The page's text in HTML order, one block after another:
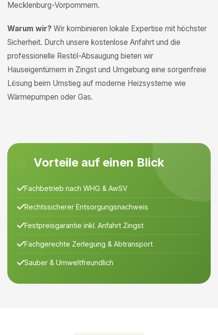
Mecklenburg-Vorpommern.
Warum wir? Wir kombinieren lokale Expertise mit höchster
Sicherheit. Durch unsere kostenlose Anfahrt und die
professionelle Restöl-Absaugung bieten wir
Hauseigentümern in Zingst und Umgebung eine sorgenfreie
Lösung beim Umstieg auf moderne Heizsysteme wie
Wärmepumpen oder Gas.
Vorteile auf einen Blick
Fachbetrieb nach WHG & AwSV
Rechtssicherer Entsorgungsnachweis
Festpreisgarantie inkl. Anfahrt Zingst
Fachgerechte Zerlegung & Abtransport
Sauber & Umweltfreundlich